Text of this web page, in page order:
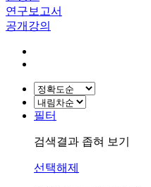
연구보고서
공개강의
필터
검색결과 좁혀 보기
선택해제